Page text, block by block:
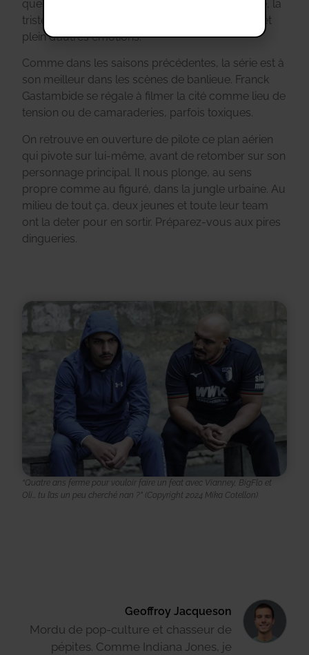
que de dodeliner de la tête pour exprimer la joie, la
tristesse, la fierté, l’inquiétude, la gêne, le seum et
plein d’autres émotions.
Comme dans les saisons précédentes, la série est à
son meilleur dans les scènes de banlieue. Franck
Gastambide se régale à filmer la cité comme lieu de
tension ou de camaraderies, parfois toxiques.
On retrouve en ouverture de pilote ce plan aérien
qui pivote sur lui-même, avant de retomber sur son
personnage principal. Il nous plonge, au sens
propre comme au figuré, dans la jungle urbaine. Au
milieu de tout ça, deux jeunes et toute leur team
ont la deter pour en sortir. Préparez-vous aux pires
dingueries.
“Quatre ans ferme pour vouloir faire un feat avec Vianney, BigFlo et
Oli… tu l’as un peu cherché nan ?” (Copyright 2024 Mika Cotellon)
Geoffroy Jacqueson
Mordu de pop-culture et chasseur de
pépites. Comme Indiana Jones, je